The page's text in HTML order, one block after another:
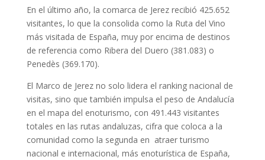
En el último año, la comarca de Jerez recibió 425.652
visitantes, lo que la consolida como la Ruta del Vino
más visitada de España, muy por encima de destinos
de referencia como Ribera del Duero (381.083) o
Penedès (369.170).
El Marco de Jerez no solo lidera el ranking nacional de
visitas, sino que también impulsa el peso de Andalucía
en el mapa del enoturismo, con 491.443 visitantes
totales en las rutas andaluzas, cifra que coloca a la
comunidad como la segunda en atraer turismo
nacional e internacional, más enoturística de España,